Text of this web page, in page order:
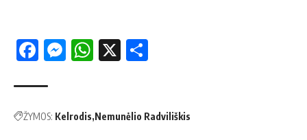
Facebook
Messenger
WhatsApp
X
ŽYMOS: Kelrodis Nemunėlio Radviliškis